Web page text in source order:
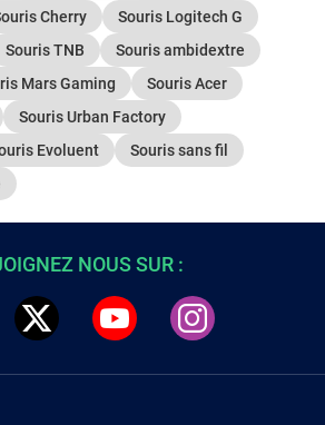
Cherry
Souris Logitech G
Souris TNB
Souris ambidextre
Mars Gaming
Souris Acer
Souris Urban Factory
Evoluent
Souris sans fil
NOUS SUR :